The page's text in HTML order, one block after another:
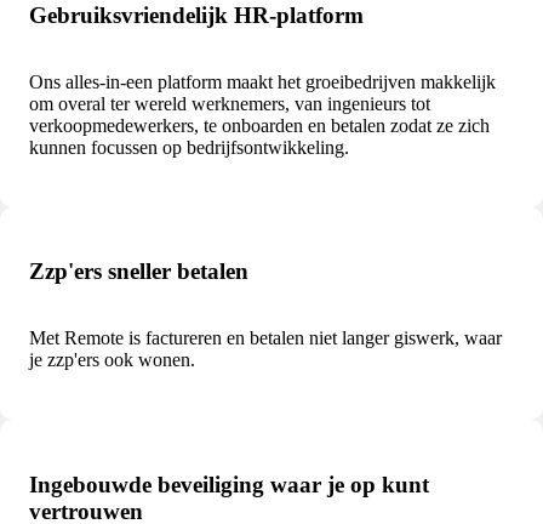
Gebruiksvriendelijk HR-platform
Ons alles-in-een platform maakt het groeibedrijven makkelijk
om overal ter wereld werknemers, van ingenieurs tot
verkoopmedewerkers, te onboarden en betalen zodat ze zich
kunnen focussen op bedrijfsontwikkeling.
Zzp'ers sneller betalen
Met Remote is factureren en betalen niet langer giswerk, waar
je zzp'ers ook wonen.
Ingebouwde beveiliging waar je op kunt
vertrouwen